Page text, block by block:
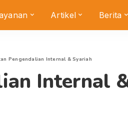
Artikel Berita
Pengendalian Internal & Syariah
Internal